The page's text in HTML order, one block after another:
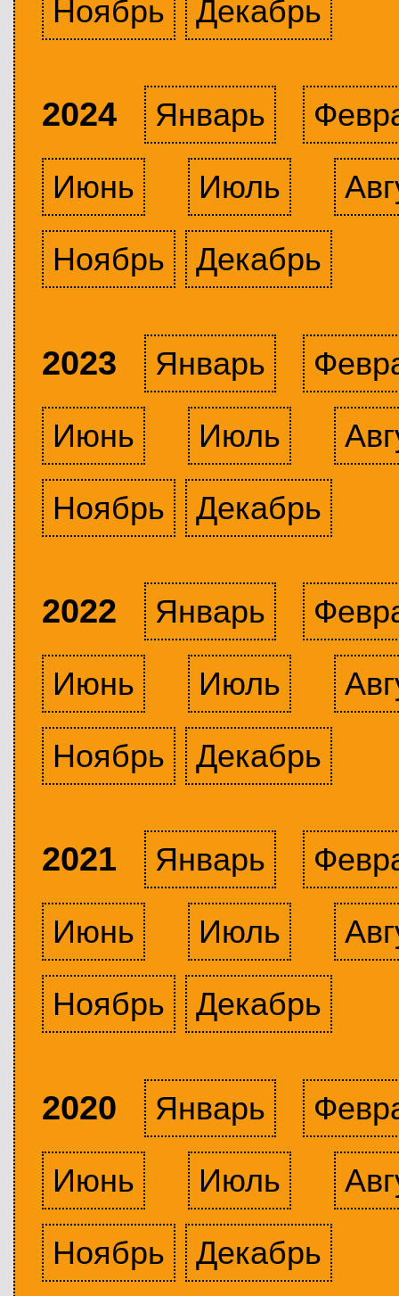
Ноябрь
Декабрь
2024 Январь
Июнь
Июль
Ноябрь
Декабрь
2023 Январь
Июнь
Июль
Ноябрь
Декабрь
2022 Январь
Июнь
Июль
Ноябрь
Декабрь
2021 Январь
Июнь
Июль
Ноябрь
Декабрь
2020 Январь
Июнь
Июль
Ноябрь
Декабрь